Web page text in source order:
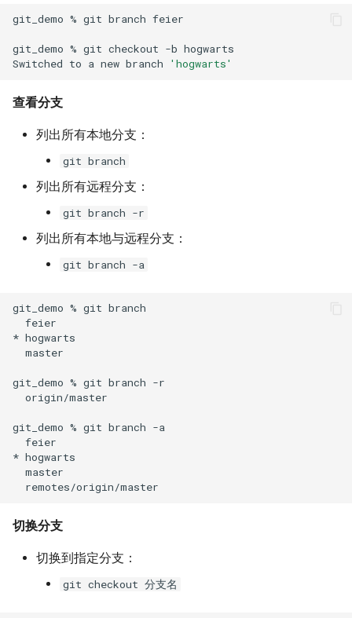
git_demo % git branch feier
git_demo % git checkout -b hogwarts
Switched to a new branch 'hogwarts'
查看分支
列出所有本地分支：
git branch
列出所有远程分支：
git branch -r
列出所有本地与远程分支：
git branch -a
git_demo % git
feier
*
master
git_demo % git branch
origin/master
git_demo % git branch
feier
*
切换分支
切换到指定分支：
git checkout 分支名